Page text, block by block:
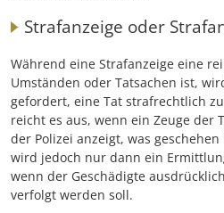
Strafanzeige oder
Während eine Strafanzeige eine
Umständen oder Tatsachen ist,
gefordert, eine Tat strafrechtlich
reicht es aus, wenn ein Zeuge der
der Polizei anzeigt, was
wird jedoch nur dann ein
wenn der Geschädigte
verfolgt werden soll.